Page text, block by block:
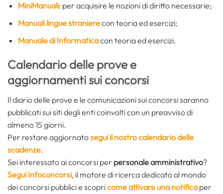
MiniManuali: per acquisire le nozioni di diritto necessarie;
Manuali lingue stranierecon teoria ed esercizi;
Manuale di Informaticacon teoria ed esercizi.
Calendario delle prove e
aggiornamenti sui concorsi
Il diario delle prove e le comunicazioni sui concorsi saranno
pubblicati sui siti degli enti coinvolti con un preavviso di
almeno 15 giorni.
Per restare aggiornatosegui il nostro calendario delle
scadenze.
Sei interessato ai concorsi per personale amministrativo?
Segui Infoconcorsi, il motore di ricerca dedicato al mondo
dei concorsi pubblici e scopricome attivare una notifica per